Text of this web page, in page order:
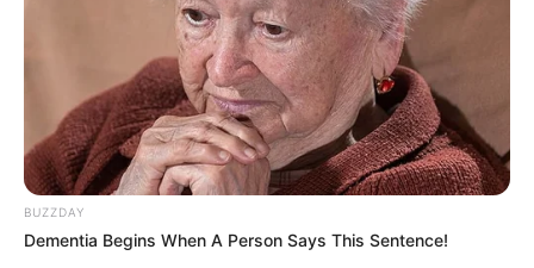
BUZZDAY
Dementia Begins When A Person Says This Sentence!